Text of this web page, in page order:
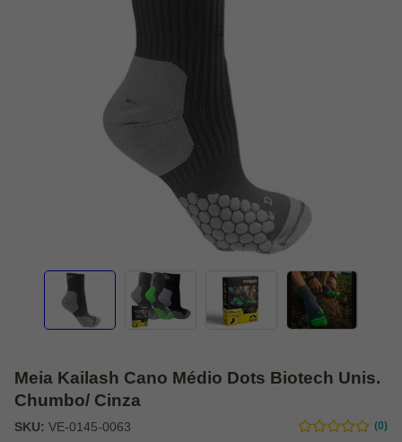
Meia Kailash Cano Médio Dots Biotech Unis.
Chumbo/ Cinza
SKU: VE-0145-0063
(0)